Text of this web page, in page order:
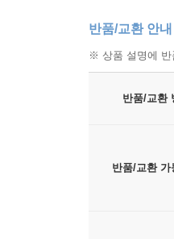
반품/교환 안내
※ 상품 설명에 반
반품/교환
반품/교환 가